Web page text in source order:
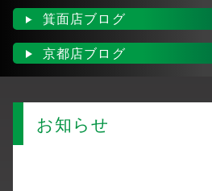
箕面店ブログ
京都店ブログ
お知らせ